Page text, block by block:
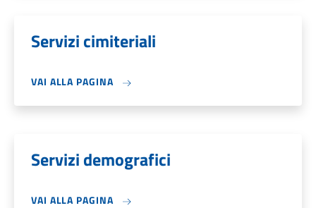
Servizi cimiteriali
VAI ALLA PAGINA
Servizi demografici
VAI ALLA PAGINA